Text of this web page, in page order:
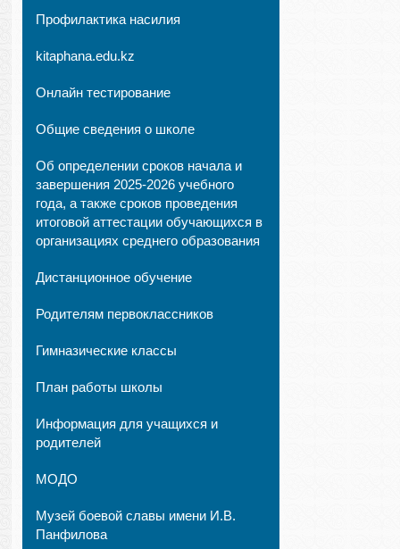
Профилактика насилия
kitaphana.edu.kz
Онлайн тестирование
Общие сведения о школе
Об определении сроков начала и
завершения 2025-2026 учебного
года, а также сроков проведения
итоговой аттестации обучающихся в
организациях среднего образования
Дистанционное обучение
Родителям первоклассников
Гимназические классы
План работы школы
Информация для учащихся и
родителей
МОДО
Музей боевой славы имени И.В.
Панфилова